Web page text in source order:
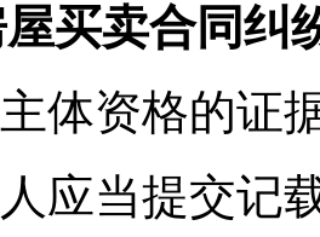
卖合同纠
体资格的证
人应当提交